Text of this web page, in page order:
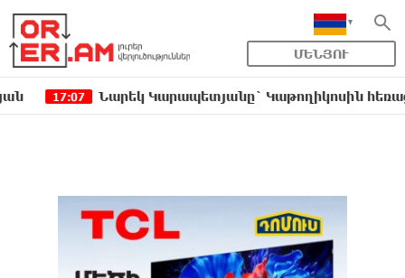
ՄԵՆՅՈՒ
Նարեկ Կարապետյանը` Կաթողիկոսին հեռացնել